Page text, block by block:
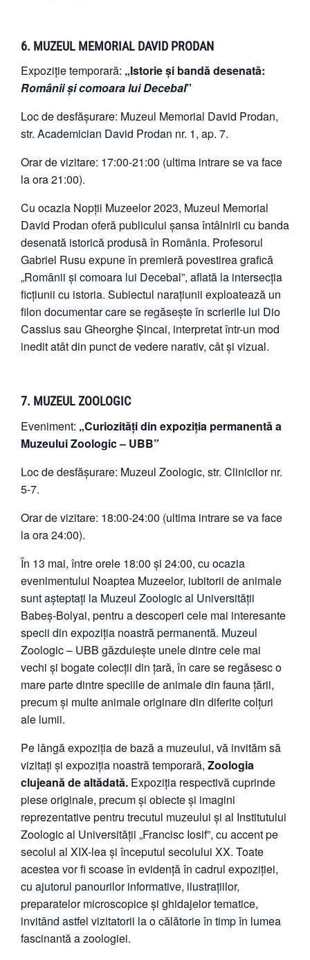
6. MUZEUL MEMORIAL DAVID PRODAN
Expoziție temporară: „Istorie și bandă desenată:
Românii și comoara lui Decebal”
Loc de desfășurare: Muzeul Memorial David Prodan,
str. Academician David Prodan nr. 1, ap. 7.
Orar de vizitare: 17:00-21:00 (ultima intrare se va face
la ora 21:00).
Cu ocazia Nopții Muzeelor 2023, Muzeul Memorial
David Prodan oferă publicului șansa întâlnirii cu banda
desenată istorică produsă în România. Profesorul
Gabriel Rusu expune în premieră povestirea grafică
„Românii și comoara lui Decebal”, aflată la intersecția
ficțiunii cu istoria. Subiectul narațiunii exploatează un
filon documentar care se regăsește în scrierile lui Dio
Cassius sau Gheorghe Șincai, interpretat într-un mod
inedit atât din punct de vedere narativ, cât și vizual.
7. MUZEUL ZOOLOGIC
Eveniment: „Curiozități din expoziția permanentă a
Muzeului Zoologic – UBB”
Loc de desfășurare: Muzeul Zoologic, str. Clinicilor nr.
5-7.
Orar de vizitare: 18:00-24:00 (ultima intrare se va face
la ora 24:00).
În 13 mai, între orele 18:00 și 24:00, cu ocazia
evenimentului Noaptea Muzeelor, iubitorii de animale
sunt așteptați la Muzeul Zoologic al Universității
Babeș-Bolyai, pentru a descoperi cele mai interesante
specii din expoziția noastră permanentă. Muzeul
Zoologic – UBB găzduiește unele dintre cele mai
vechi și bogate colecții din țară, în care se regăsesc o
mare parte dintre speciile de animale din fauna țării,
precum și multe animale originare din diferite colțuri
ale lumii.
Pe lângă expoziția de bază a muzeului, vă invităm să
vizitați și expoziția noastră temporară, Zoologia
clujeană de altădată. Expoziția respectivă cuprinde
piese originale, precum și obiecte și imagini
reprezentative pentru trecutul muzeului și al Institutului
Zoologic al Universității „Francisc Iosif”, cu accent pe
secolul al XIX-lea și începutul secolului XX. Toate
acestea vor fi scoase în evidență în cadrul expoziției,
cu ajutorul panourilor informative, ilustrațiilor,
preparatelor microscopice și ghidajelor tematice,
invitând astfel vizitatorii la o călătorie în timp în lumea
fascinantă a zoologiei.